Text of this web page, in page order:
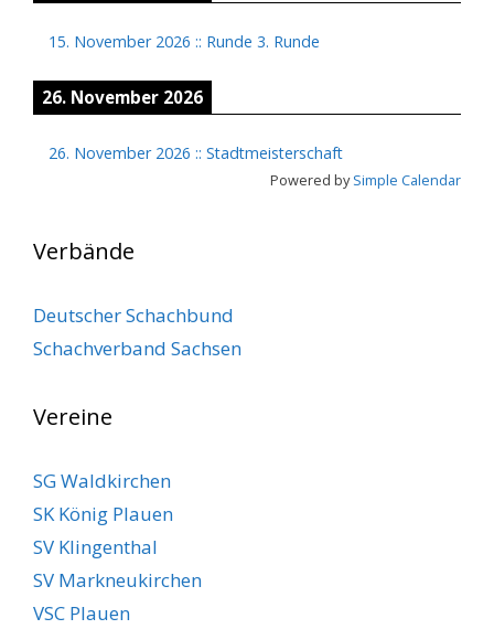
15. November 2026 :: Runde 3. Runde
26. November 2026
26. November 2026 :: Stadtmeisterschaft
Powered bySimple Calendar
Verbände
Deutscher Schachbund
Schachverband Sachsen
Vereine
SG Waldkirchen
SK König Plauen
SV Klingenthal
SV Markneukirchen
VSC Plauen